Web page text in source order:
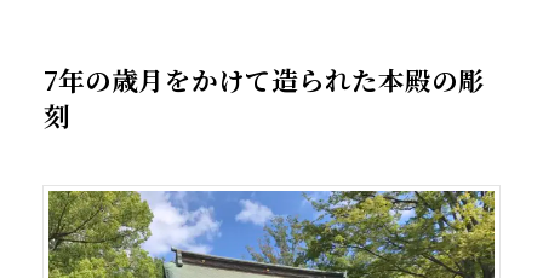
7年の歳月をかけて造られた本殿の彫
刻